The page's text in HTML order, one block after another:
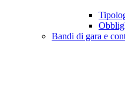
Bandi di gara e